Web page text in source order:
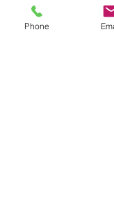
Doppelgriffe
natürlichem
Phone